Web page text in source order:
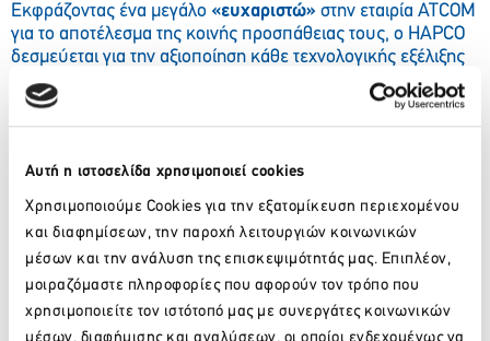
Αυτή η ιστοσελίδα χρησιμοποιεί cookies
Χρησιμοποιούμε Cookies για την εξατομίκευση περιεχομένου
και διαφημίσεων, την παροχή λειτουργιών κοινωνικών
μέσων και την ανάλυση της επισκεψιμότητάς μας. Επιπλέον,
μοιραζόμαστε πληροφορίες που αφορούν τον τρόπο που
χρησιμοποιείτε τον ιστότοπό μας με συνεργάτες κοινωνικών
Εκφράζοντας ένα μεγάλο «ευχαριστώ» στην εταιρία ATCOM
για το αποτέλεσμα της κοινής προσπάθειας τους, ο HAPCO
δεσμεύεται για την αξιοποίηση κάθε τεχνολογικής εξέλιξης
προς όφελος του στόχου του, που δεν είναι άλλος από την
εκπροσώπηση της ελληνικής συνεδριακής αγοράς.
Facebook Twitter LinkedIn
Πρόσφατα νέα